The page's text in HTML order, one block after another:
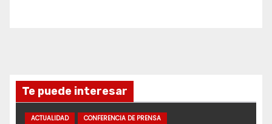
Te puede interesar
ACTUALIDAD CONFERENCIA DE PRENSA